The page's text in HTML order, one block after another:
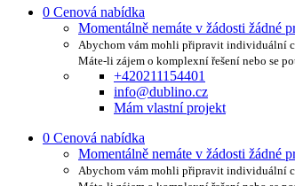
0 Cenová nabídka
Momentálně nemáte v žádosti žádné
Abychom vám mohli připravit individuální
Máte-li zájem o komplexní řešení nebo se
+420211154401
info@dublino.cz
Mám vlastní projekt
0 Cenová nabídka
Momentálně nemáte v žádosti žádné
Abychom vám mohli připravit individuální